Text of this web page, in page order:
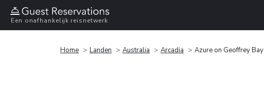
Een onafhankelijk reisnetwerk
Home Landen Australia Arcadia Azure on Geoffrey Bay